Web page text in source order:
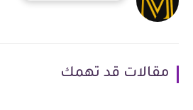
مقالات قد تهمك